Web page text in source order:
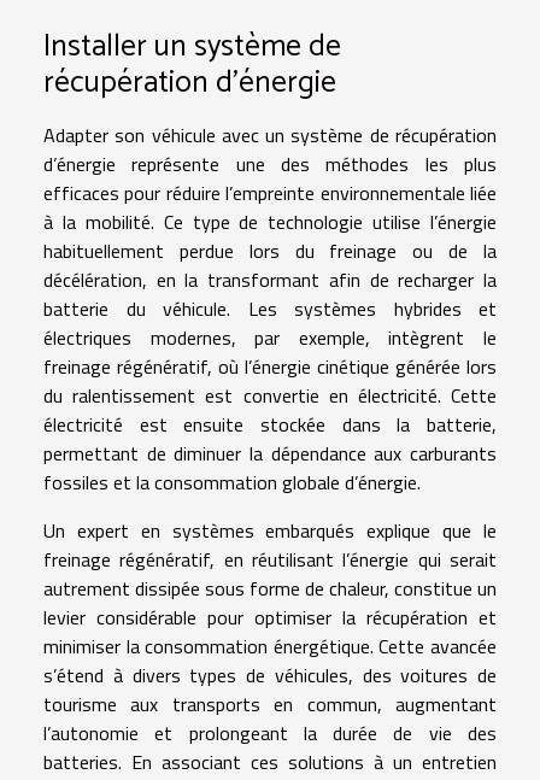
Installer un système de
récupération d’énergie
Adapter son véhicule avec un système de récupération
d’énergie représente une des méthodes les plus
efficaces pour réduire l’empreinte environnementale liée
à la mobilité. Ce type de technologie utilise l’énergie
habituellement perdue lors du freinage ou de la
décélération, en la transformant afin de recharger la
batterie du véhicule. Les systèmes hybrides et
électriques modernes, par exemple, intègrent le
freinage régénératif, où l’énergie cinétique générée lors
du ralentissement est convertie en électricité. Cette
électricité est ensuite stockée dans la batterie,
permettant de diminuer la dépendance aux carburants
fossiles et la consommation globale d’énergie.
Un expert en systèmes embarqués explique que le
freinage régénératif, en réutilisant l’énergie qui serait
autrement dissipée sous forme de chaleur, constitue un
levier considérable pour optimiser la récupération et
minimiser la consommation énergétique. Cette avancée
s’étend à divers types de véhicules, des voitures de
tourisme aux transports en commun, augmentant
l’autonomie et prolongeant la durée de vie des
batteries. En associant ces solutions à un entretien